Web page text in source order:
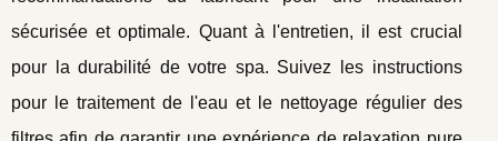
sécurisée et optimale. Quant à l'entretien, il est crucial
pour la durabilité de votre spa. Suivez les instructions
pour le traitement de l'eau et le nettoyage régulier des